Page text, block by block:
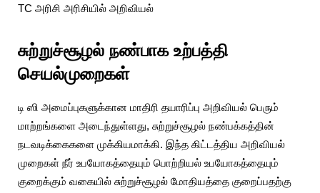
TC அரிசி அரிசியில் அறிவியல்
சுற்றுச்சூழல் நண்பாக உற்பத்தி
செயல்முறைகள்
டி ஸி அமைப்புகளுக்கான மாதிரி தயாரிப்பு அறிவியல் பெரும்
மாற்றங்களை அடைந்துள்ளது, சுற்றுச்சூழல் நண்பக்கத்தின்
நடவடிக்கைகளை முக்கியமாக்கி. இந்த கிட்டத்திய அறிவியல்
முறைகள் நீர் உபயோகத்தையும் பொற்றியல் உபயோகத்தையும்
குறைக்கும் வகையில் சுற்றுச்சூழல் மோதியத்தை குறைப்பதற்கு